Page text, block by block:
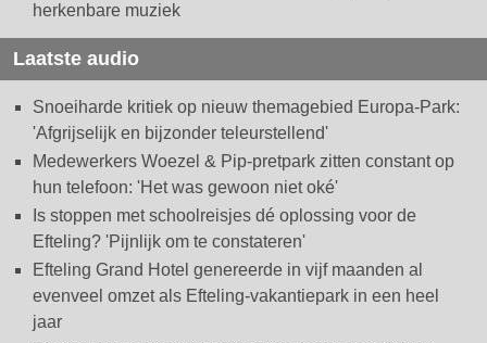
herkenbare muziek
Laatste audio
Snoeiharde kritiek op nieuw themagebied Europa-Park:
'Afgrijselijk en bijzonder teleurstellend'
Medewerkers Woezel & Pip-pretpark zitten constant op
hun telefoon: 'Het was gewoon niet oké'
Is stoppen met schoolreisjes dé oplossing voor de
Efteling? 'Pijnlijk om te constateren'
Efteling Grand Hotel genereerde in vijf maanden al
evenveel omzet als Efteling-vakantiepark in een heel
jaar